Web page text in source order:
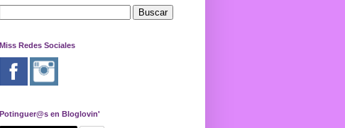
Miss Redes Sociales
Potinguer@s en Bloglovin'